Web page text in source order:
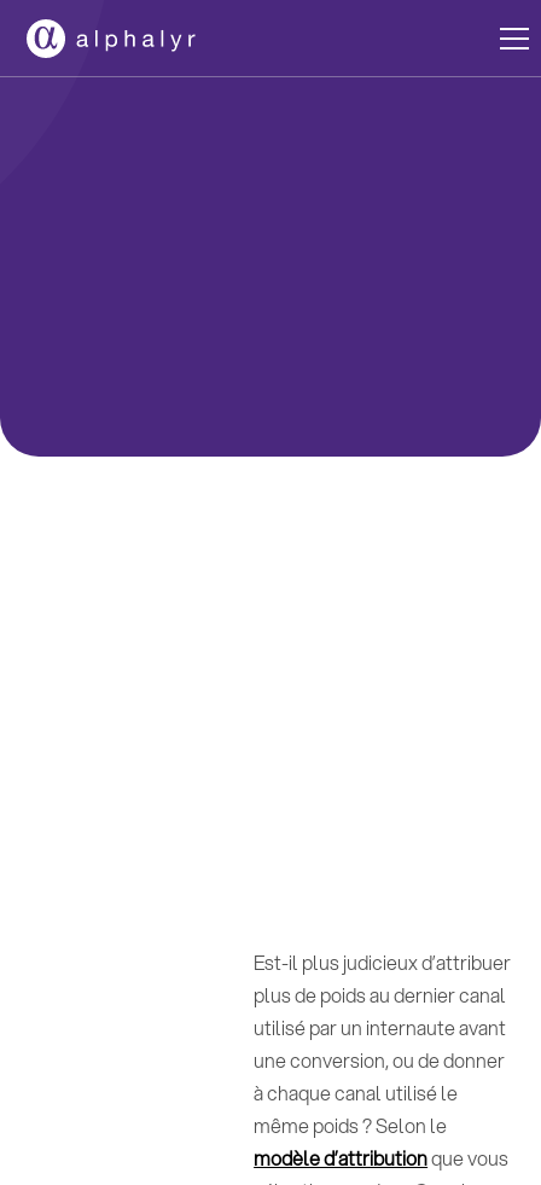
Est-il plus judicieux d’attribuer
plus de poids au dernier canal
utilisé par un internaute avant
une conversion, ou de donner
à chaque canal utilisé le
même poids ? Selon le
modèle d’attributionque vous